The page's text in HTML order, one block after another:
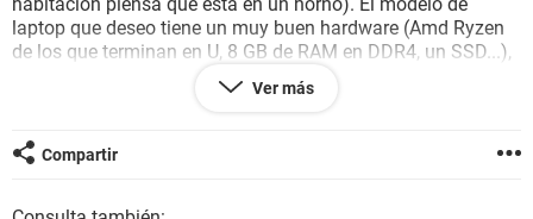
laptop que deseo tiene un muy buen hardware (Amd Ryzen
de los que terminan en U, 8 GB de RAM en DDR4, un SSD...),
azul oscuro o negro
¿Podría quemarse o pasarle algo a la batería en estas
Ver más
Compartir